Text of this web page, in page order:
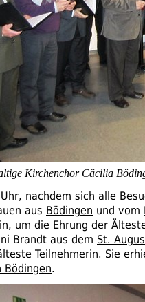
Kirchenchor Cäcilia
nachdem sich alle
aus Bödingen und vom
um die Ehrung der
Brandt aus dem St.
Teilnehmerin. Sie
Bödingen.